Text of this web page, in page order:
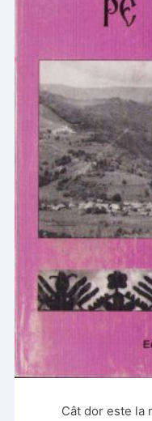
Cât dor este la